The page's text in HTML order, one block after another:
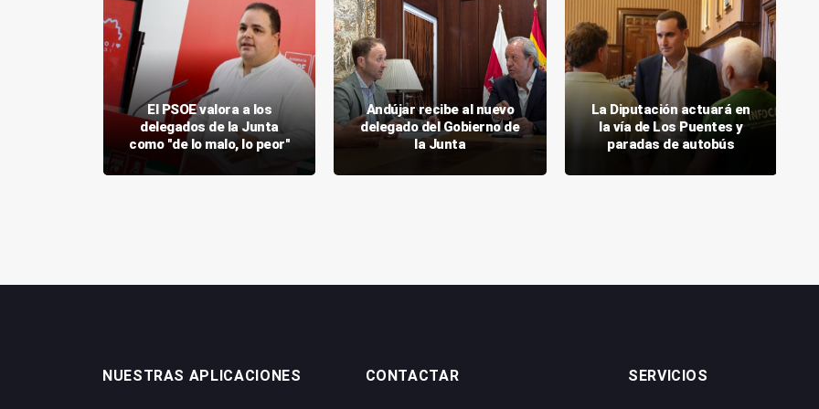
El PSOE valora a los
delegados de la Junta
como "de lo malo, lo peor"
Andújar recibe al nuevo
delegado del Gobierno de
la Junta
La Diputación actuará en
la vía de Los Puentes y
paradas de autobús
NUESTRAS APLICACIONES CONTACTAR SERVICIOS